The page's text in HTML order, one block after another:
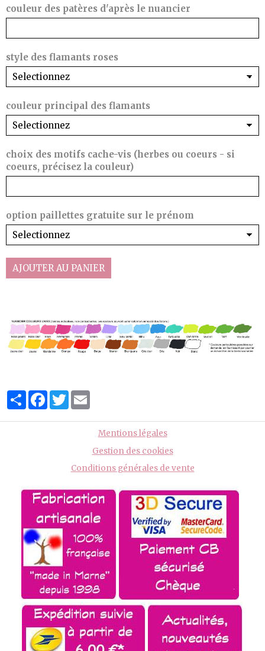
couleur des patères d'après le nuancier
style des flamants roses
couleur principal des flamants
choix des motifs cache-vis (herbes ou coeurs - si
coeurs, précisez la couleur)
option paillettes gratuite sur le prénom
AJOUTER AU PANIER
PartagerFacebook
Twitter
Mentions légales
Gestion des cookies
Conditions générales de vente